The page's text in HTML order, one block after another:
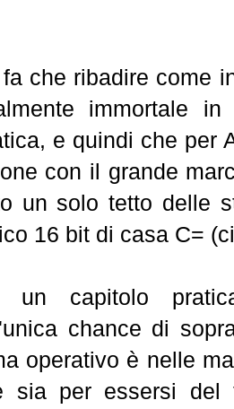
che ribadire come
immortale
e quindi che per
con il grande
un solo tetto delle
16 bit di casa C=
un capitolo
chance di
operativo è nelle
sia per essersi del